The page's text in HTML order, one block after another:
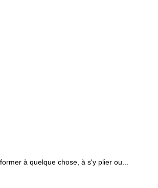
à quelque chose, à s'y plier ou...